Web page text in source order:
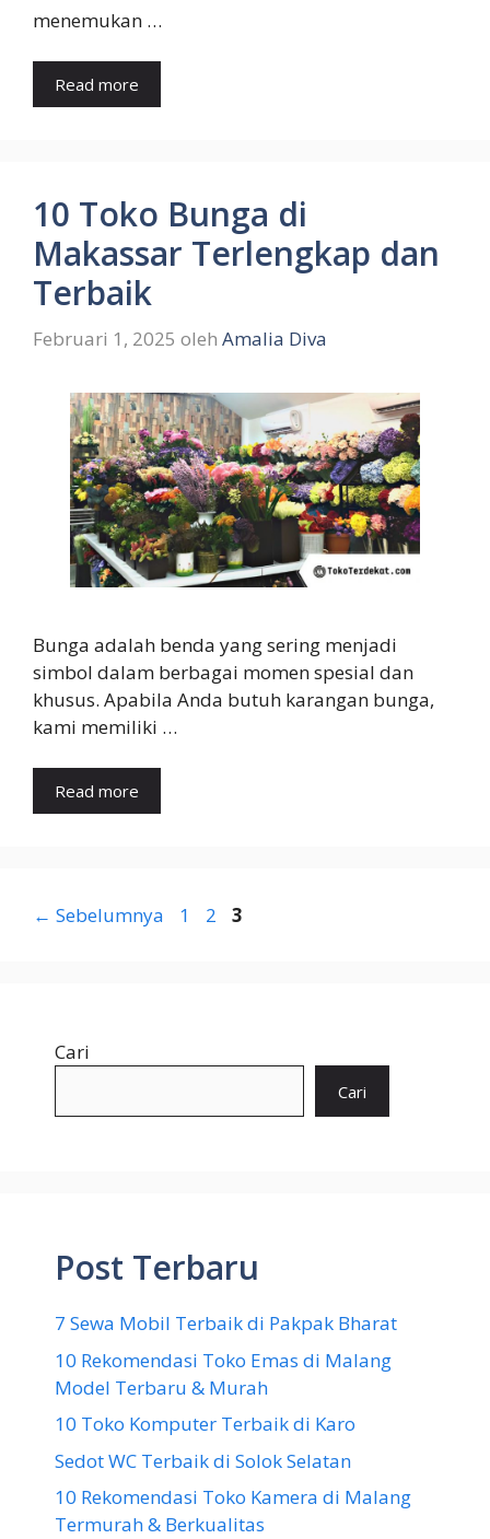
menemukan …
Read more
10 Toko Bunga di
Makassar Terlengkap dan
Terbaik
Februari 1, 2025 oleh Amalia Diva
Bunga adalah benda yang sering menjadi
simbol dalam berbagai momen spesial dan
khusus. Apabila Anda butuh karangan bunga,
kami memiliki …
Read more
← Sebelumnya Halaman
1 Halaman
2 Halaman
3
Cari
Cari
Post Terbaru
7 Sewa Mobil Terbaik di Pakpak Bharat
10 Rekomendasi Toko Emas di Malang
Model Terbaru & Murah
10 Toko Komputer Terbaik di Karo
Sedot WC Terbaik di Solok Selatan
10 Rekomendasi Toko Kamera di Malang
Termurah & Berkualitas